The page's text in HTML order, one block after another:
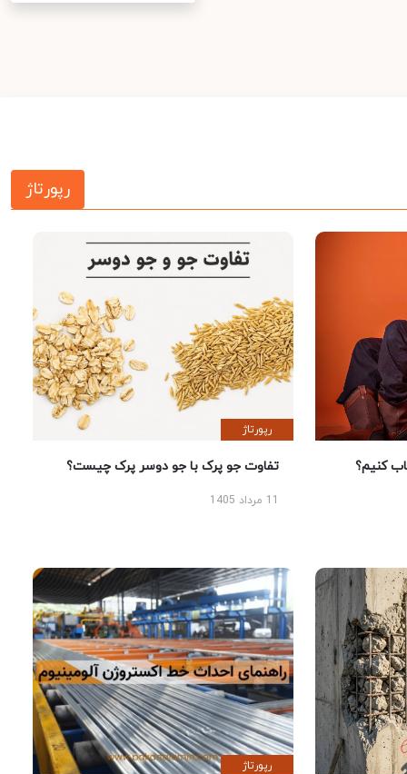
رپورتاژ
کنیم؟
رپورتاژ
تفاوت جو پرک با جو دوسر پرک چیست؟
رپورتاژ